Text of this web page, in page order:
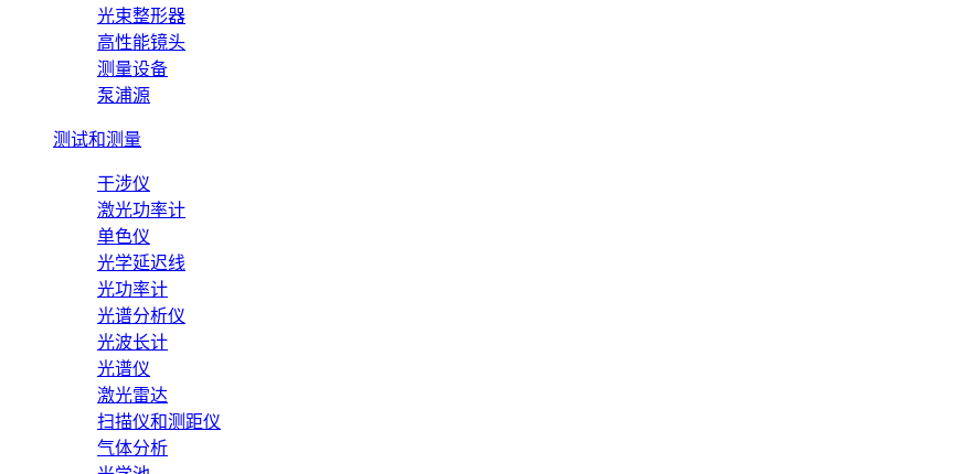
光束整形器
高性能镜头
测量设备
泵浦源
测试和测量
干涉仪
激光功率计
单色仪
光学延迟线
光功率计
光谱分析仪
光波长计
光谱仪
激光雷达
扫描仪和测距仪
气体分析